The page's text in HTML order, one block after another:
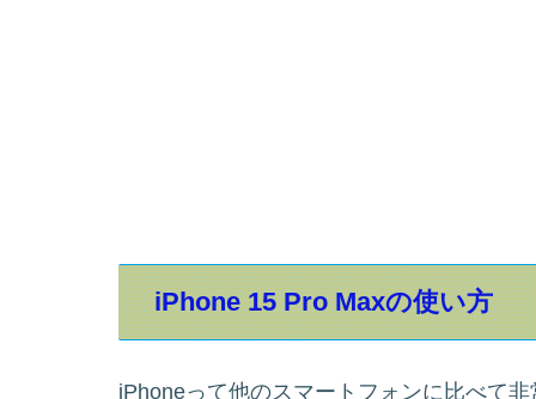
iPhone 15 Pro Maxの使い方
iPhoneって他のスマートフォンに比べて